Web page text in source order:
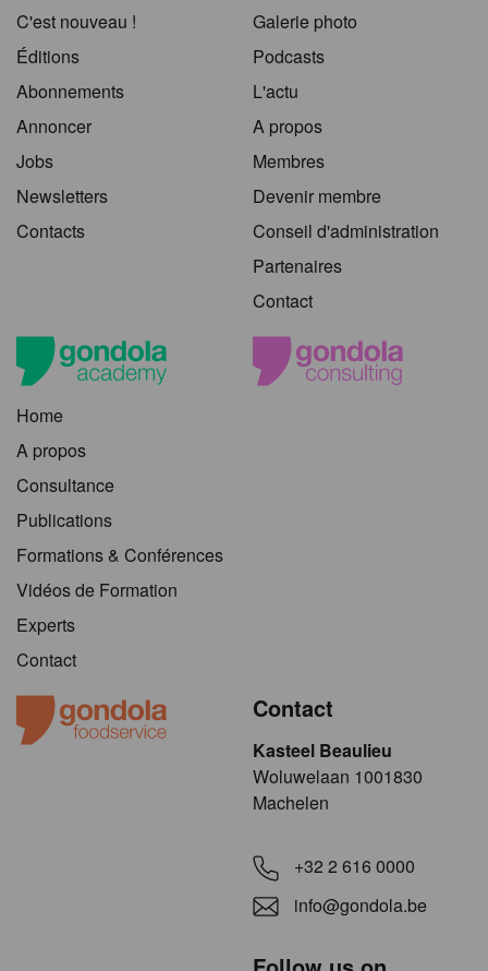
C'est nouveau !
Éditions
Abonnements
Annoncer
Jobs
Newsletters
Contacts
Galerie photo
Podcasts
L'actu
A propos
Membres
Devenir membre
Conseil d'administration
Partenaires
Contact
Home
A propos
Consultance
Publications
Formations & Conférences
Vidéos de Formation
Experts
Contact
Contact
Kasteel Beaulieu
​​​Woluwelaan 1001830
Machelen
+32 2 616 0000
info@gondola.be